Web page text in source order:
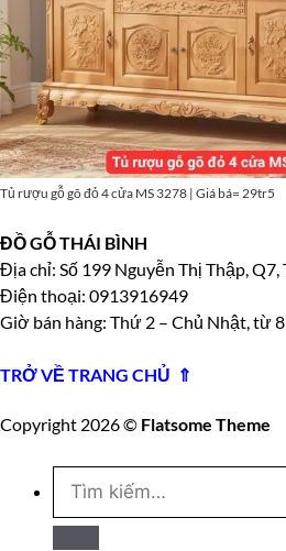
Tủ rượu gỗ gõ đỏ 4 cửa MS 3278 | Giá bá= 29tr5
ĐỒ GỖ THÁI BÌNH
Địa chỉ: Số 199 Nguyễn Thị Thập, Q7,
Điện thoại: 0913916949
Giờ bán hàng: Thứ 2 – Chủ Nhật, từ
TRỞ VỀ TRANG CHỦ ⇑
Copyright 2026 © Flatsome Theme
kiếm: